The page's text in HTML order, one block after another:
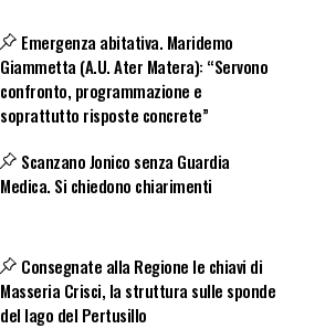
Emergenza abitativa. Maridemo
Giammetta (A.U. Ater Matera): “Servono
confronto, programmazione e
soprattutto risposte concrete”
Scanzano Jonico senza Guardia
Medica. Si chiedono chiarimenti
Consegnate alla Regione le chiavi di
Masseria Crisci, la struttura sulle sponde
del lago del Pertusillo